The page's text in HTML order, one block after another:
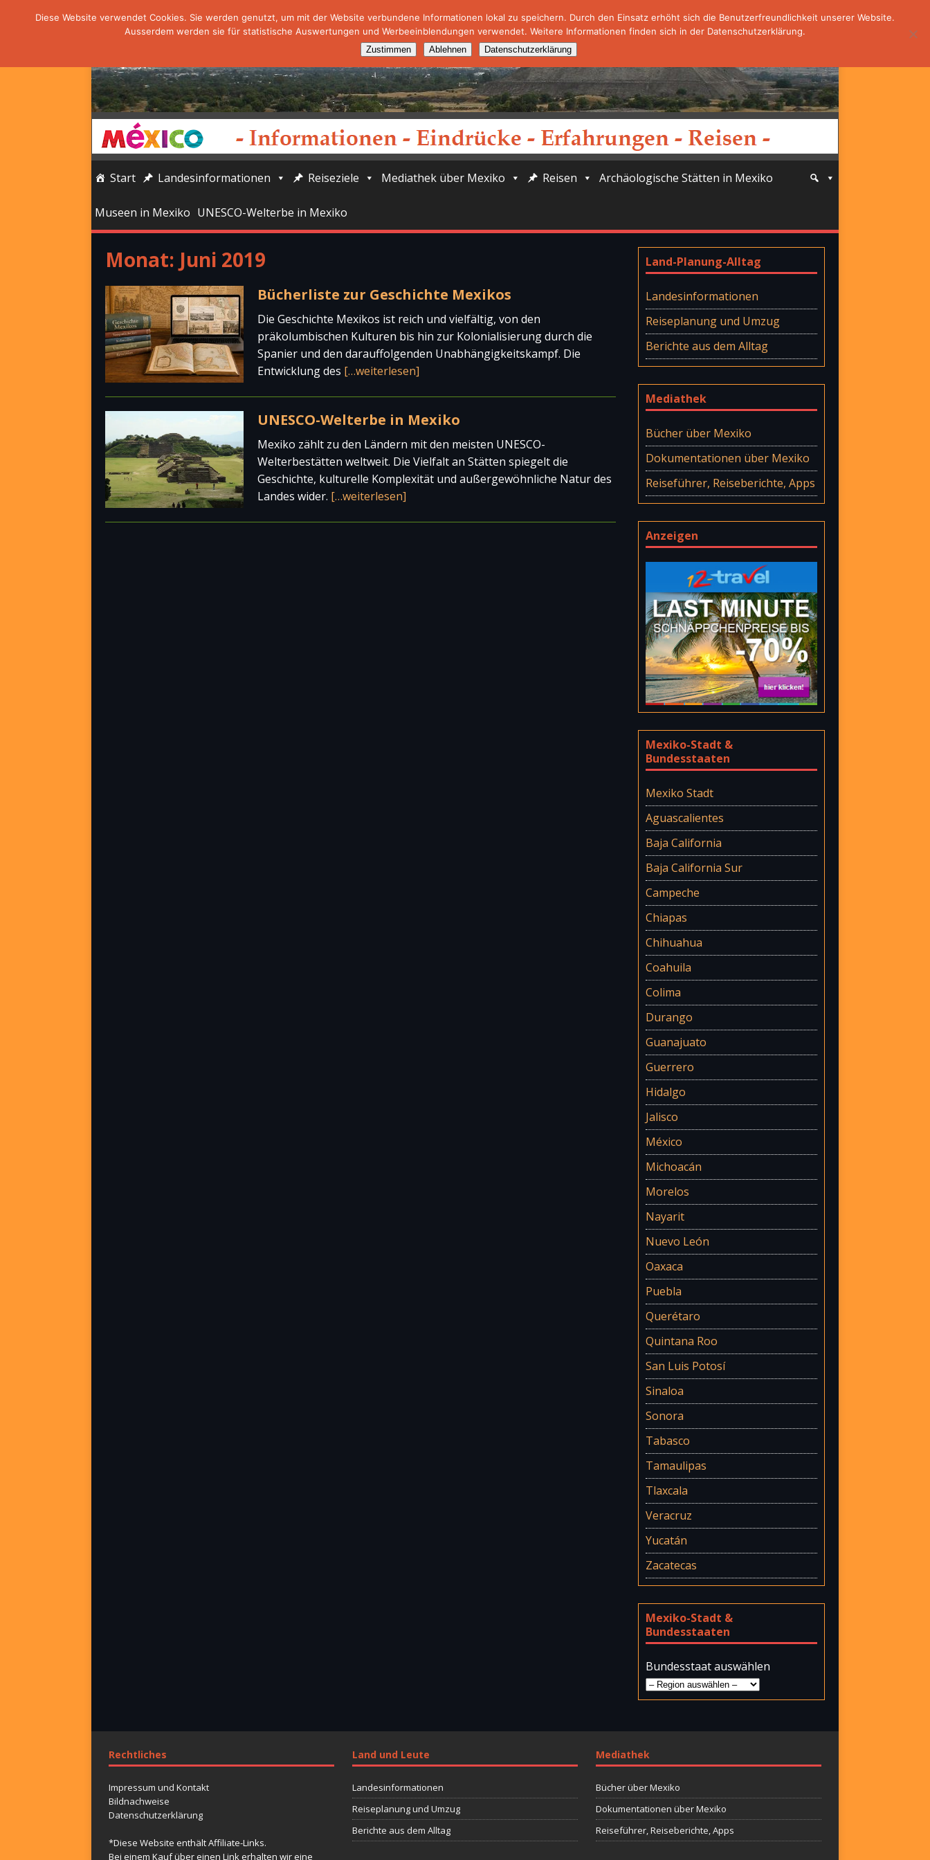
Start Landesinformationen Reiseziele Mediathek über Mexiko Reisen Archäologische Stätten in Mexiko
Museen in Mexiko UNESCO-Welterbe in Mexiko
Monat: Juni 2019
Bücherliste zur Geschichte Mexikos
Die Geschichte Mexikos ist reich und vielfältig, von den
präkolumbischen Kulturen bis hin zur Kolonialisierung durch die
Spanier und den darauffolgenden Unabhängigkeitskampf. Die
Entwicklung des […weiterlesen]
UNESCO-Welterbe in Mexiko
Mexiko zählt zu den Ländern mit den meisten UNESCO-
Welterbestätten weltweit. Die Vielfalt an Stätten spiegelt die
Geschichte, kulturelle Komplexität und außergewöhnliche Natur des
Landes wider. […weiterlesen]
Land-Planung-Alltag
Landesinformationen
Reiseplanung und Umzug
Berichte aus dem Alltag
Mediathek
Bücher über Mexiko
Dokumentationen über Mexiko
Reiseführer, Reiseberichte, Apps
Anzeigen
Mexiko-Stadt &
Bundesstaaten
Mexiko Stadt
Aguascalientes
Baja California
Baja California Sur
Campeche
Chiapas
Chihuahua
Coahuila
Colima
Durango
Guanajuato
Guerrero
Hidalgo
Jalisco
México
Michoacán
Morelos
Nayarit
Nuevo León
Oaxaca
Puebla
Querétaro
Quintana Roo
San Luis Potosí
Sinaloa
Sonora
Tabasco
Tamaulipas
Tlaxcala
Veracruz
Yucatán
Zacatecas
Mexiko-Stadt &
Bundesstaaten
Bundesstaat auswählen
Rechtliches
Impressum und Kontakt
Bildnachweise
Datenschutzerklärung
*Diese Website enthält Affiliate-Links.
Bei einem Kauf über einen Link erhalten wir eine
Land und Leute
Landesinformationen
Reiseplanung und Umzug
Berichte aus dem Alltag
Mediathek
Bücher über Mexiko
Dokumentationen über Mexiko
Reiseführer, Reiseberichte, Apps
Diese Website verwendet Cookies. Sie werden genutzt, um mit der Website verbundene Informationen lokal zu speichern. Durch den Einsatz erhöht sich die Benutzerfreundlichkeit unserer Website.
Ausserdem werden sie für statistische Auswertungen und Werbeeinblendungen verwendet. Weitere Informationen finden sich in der Datenschutzerklärung.
Zustimmen Ablehnen Datenschutzerklärung